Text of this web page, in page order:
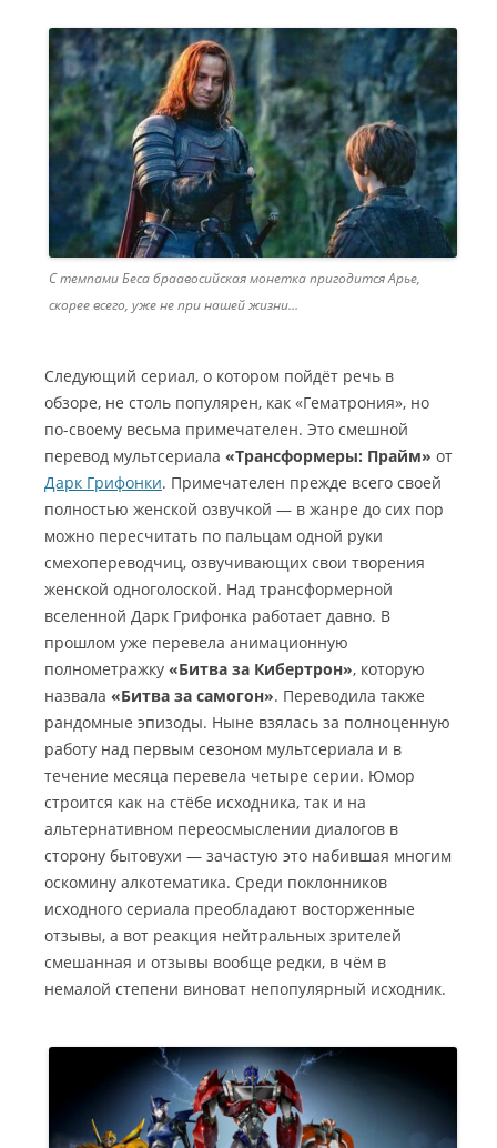
С темпами Беса браавосийская монетка пригодится Арье,
скорее всего, уже не при нашей жизни…
Следующий сериал, о котором пойдёт речь в
обзоре, не столь популярен, как «Гематрония», но
по-своему весьма примечателен. Это смешной
перевод мультсериала «Трансформеры: Прайм» от
Дарк Грифонки. Примечателен прежде всего своей
полностью женской озвучкой — в жанре до сих пор
можно пересчитать по пальцам одной руки
смехопереводчиц, озвучивающих свои творения
женской одноголоской. Над трансформерной
вселенной Дарк Грифонка работает давно. В
прошлом уже перевела анимационную
полнометражку «Битва за Кибертрон», которую
назвала «Битва за самогон». Переводила также
рандомные эпизоды. Ныне взялась за полноценную
работу над первым сезоном мультсериала и в
течение месяца перевела четыре серии. Юмор
строится как на стёбе исходника, так и на
альтернативном переосмыслении диалогов в
сторону бытовухи — зачастую это набившая многим
оскомину алкотематика. Среди поклонников
исходного сериала преобладают восторженные
отзывы, а вот реакция нейтральных зрителей
смешанная и отзывы вообще редки, в чём в
немалой степени виноват непопулярный исходник.